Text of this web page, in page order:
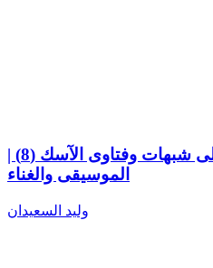
سلسلة الردود على شبهات وفتاوى الآسك (8) |
الموسيقى والغناء
وليد السعيدان